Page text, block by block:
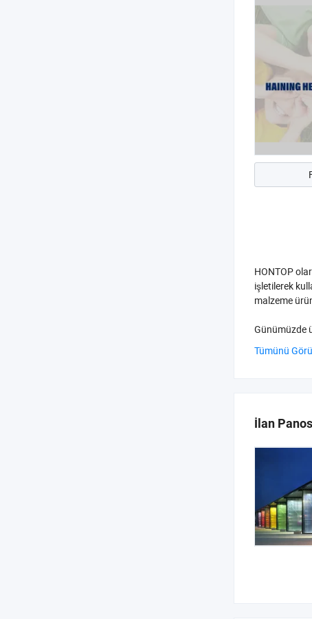
HONTOP
işletilerek
malzeme
Günümüzde
Tümünü
İlan